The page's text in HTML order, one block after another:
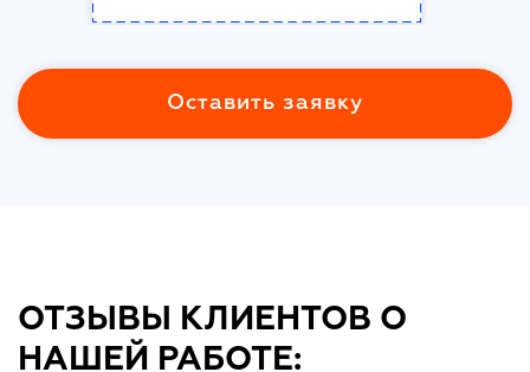
Оставить заявку
ОТЗЫВЫ КЛИЕНТОВ О
НАШЕЙ РАБОТЕ: